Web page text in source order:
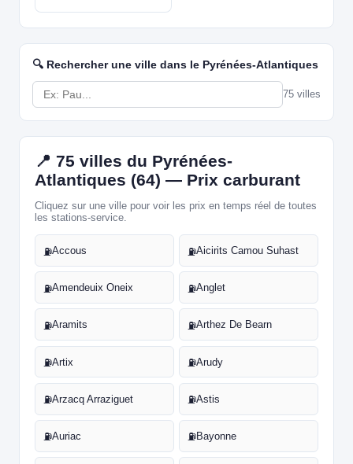
🔍 Rechercher une ville dans le Pyrénées-Atlantiques
75 villes
📍 75 villes du Pyrénées-
Atlantiques (64) — Prix carburant
Cliquez sur une ville pour voir les prix en temps réel de toutes
les stations-service.
⛽Accous ⛽Aicirits Camou Suhast
⛽Amendeuix Oneix ⛽Anglet
⛽Aramits ⛽Arthez De Bearn
⛽Artix ⛽Arudy
⛽Arzacq Arraziguet ⛽Astis
⛽Auriac ⛽Bayonne